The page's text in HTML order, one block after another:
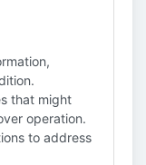
that might
operation.
to address